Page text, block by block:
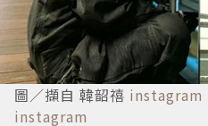
圖／擷自 韓韶禧 instagram
instagram